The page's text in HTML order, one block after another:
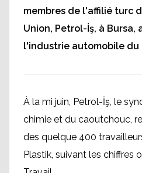
membres de l'affilié turc
Union, Petrol-İş, à
l'industrie automobile du
À la mi juin, Petrol-İş, le
chimie et du caoutchouc,
des quelque 400
Plastik, suivant les chiffres